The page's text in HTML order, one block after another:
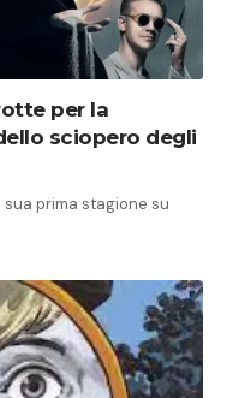
per la
sciopero degli
prima stagione su